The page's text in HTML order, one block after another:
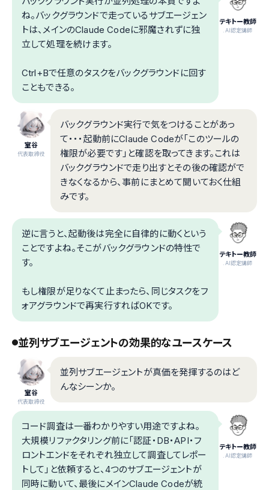
テキトー教師
.AI認定講師
ね。バックグラウンドで走っているサブエージェン
トは、メインのClaude Codeに邪魔されずに独
立して処理を続けます。
Ctrl+Bで任意のタスクをバックグラウンドに回す
こともできる。
室谷
代表取締役
バックグラウンド実行で気をつけることがあっ
て・・・起動前にClaude Codeが「このツールの
権限が必要です」と確認を取ってきます。これは
バックグラウンドで走り出すとその後の確認がで
きなくなるから、事前にまとめて聞いておく仕組
みです。
テキトー教師
.AI認定講師
逆に言うと、起動後は完全に自律的に動くという
ことですよね。そこがバックグラウンドの特性で
す。
もし権限が足りなくて止まったら、同じタスクをフ
ォアグラウンドで再実行すればOKです。
並列サブエージェントの効果的なユースケース
室谷
代表取締役
並列サブエージェントが真価を発揮するのはど
んなシーンか。
テキトー教師
.AI認定講師
コード調査は一番わかりやすい用途ですよね。
大規模リファクタリング前に「認証・DB・API・フ
ロントエンドをそれぞれ独立して調査してレポー
トして」と依頼すると、4つのサブエージェントが
同時に動いて、最後にメインClaude Codeが統